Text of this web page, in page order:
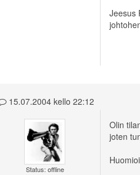
Jeesus
15.07.2004 kello 22:12
Status: offline
Olin
joten